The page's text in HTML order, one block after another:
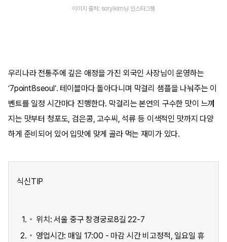
이미지 출처: soryikim님 인스타그램
우리나라 전통주에 깊은 애정을 가진 외국인 사장님이 운영하는
‘7point8seoul’. 테이블마다 돌아다니며 막걸리 샘플을 나눠주는 이
벤트를 일정 시간마다 진행한다. 막걸리는 본연의 구수한 맛이 느껴
지는 맛부터 청포도, 검은콩, 고수씨, 석류 등 이색적인 맛까지 다양
하게 준비되어 있어 입맛에 맞게 골라 먹는 재미가 있다.
식신TIP
위치: 서울 중구 창경궁로8길 22-7
영업시간: 매일 17:00 - 마감 시간 비고정적, 일요일 휴